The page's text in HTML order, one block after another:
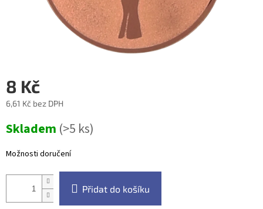
8 Kč
6,61 Kč bez DPH
cena:
Skladem (>5 ks)
Možnosti doručení
Přidat do košíku